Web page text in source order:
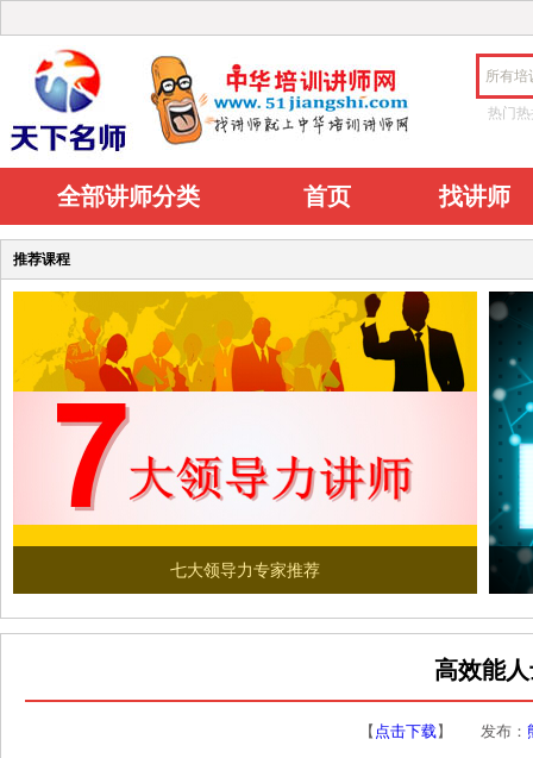
所有培
热门
全部讲师分类 首页 找讲师
推荐课程
七大领导力专家推荐
高效能
【 点击下载】 发布：